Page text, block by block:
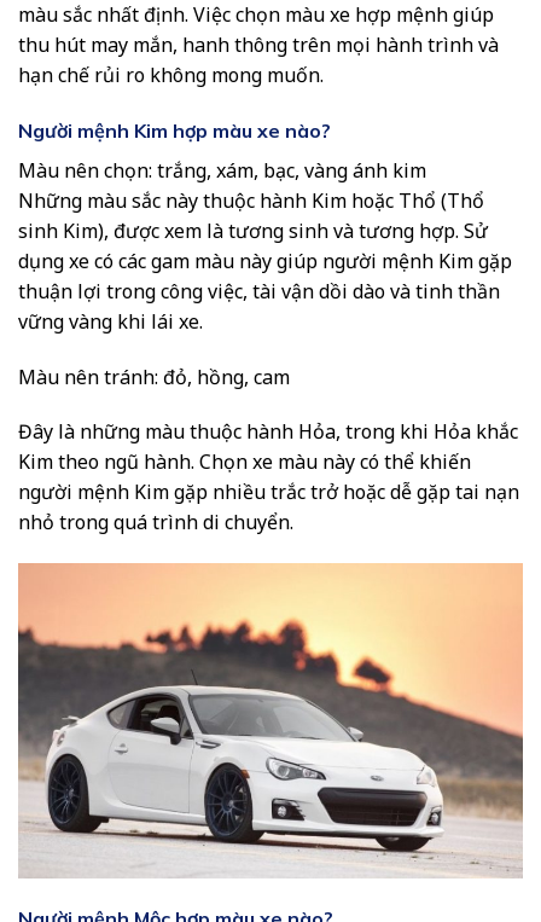
màu sắc nhất định. Việc chọn màu xe hợp mệnh giúp
thu hút may mắn, hanh thông trên mọi hành trình và
hạn chế rủi ro không mong muốn.
Người mệnh Kim hợp màu xe nào?
Màu nên chọn: trắng, xám, bạc, vàng ánh kim
Những màu sắc này thuộc hành Kim hoặc Thổ (Thổ
sinh Kim), được xem là tương sinh và tương hợp. Sử
dụng xe có các gam màu này giúp người mệnh Kim gặp
thuận lợi trong công việc, tài vận dồi dào và tinh thần
vững vàng khi lái xe.
Màu nên tránh: đỏ, hồng, cam
Đây là những màu thuộc hành Hỏa, trong khi Hỏa khắc
Kim theo ngũ hành. Chọn xe màu này có thể khiến
người mệnh Kim gặp nhiều trắc trở hoặc dễ gặp tai nạn
nhỏ trong quá trình di chuyển.